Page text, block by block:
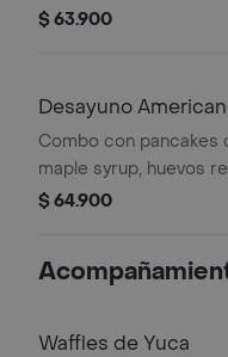
maple syrup y dos
$ 63.900
Desayuno
Combo con pancakes
maple syrup, huevos
porción de fruta y
$ 64.900
Waffles de Yuca